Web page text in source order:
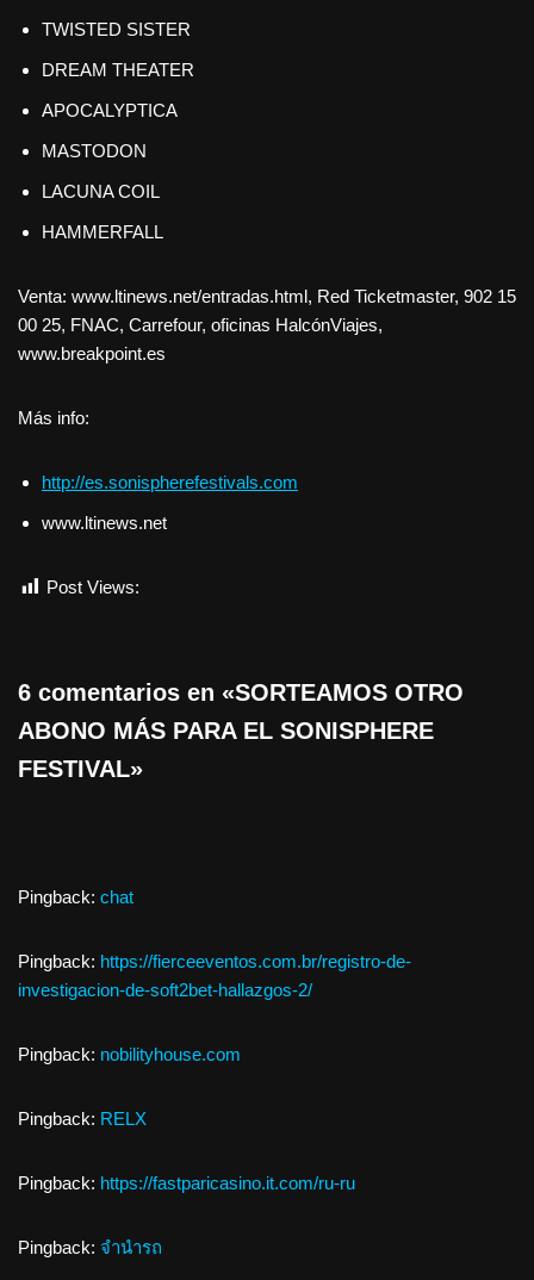
TWISTED SISTER
DREAM THEATER
APOCALYPTICA
MASTODON
LACUNA COIL
HAMMERFALL
Venta: www.ltinews.net/entradas.html, Red Ticketmaster, 902 15
00 25, FNAC, Carrefour, oficinas HalcónViajes,
www.breakpoint.es
Más info:
http://es.sonispherefestivals.com
www.ltinews.net
Post Views:
6 comentarios en «SORTEAMOS OTRO
ABONO MÁS PARA EL SONISPHERE
FESTIVAL»
Pingback: chat
Pingback: https://fierceeventos.com.br/registro-de-
investigacion-de-soft2bet-hallazgos-2/
Pingback: nobilityhouse.com
Pingback: RELX
Pingback: https://fastparicasino.it.com/ru-ru
Pingback: จำนำรถ